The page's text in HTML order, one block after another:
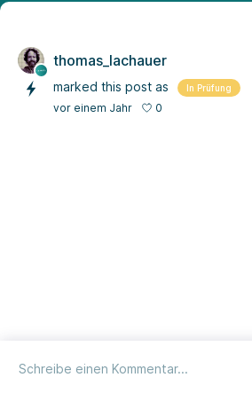
thomas_lachauer
marked this post as In Prüfung
vor einem Jahr 0